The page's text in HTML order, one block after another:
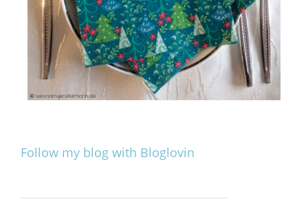
Follow my blog with Bloglovin